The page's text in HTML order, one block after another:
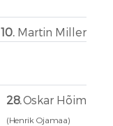
10. Martin Miller
28.Oskar Hõim
(Henrik Ojamaa)